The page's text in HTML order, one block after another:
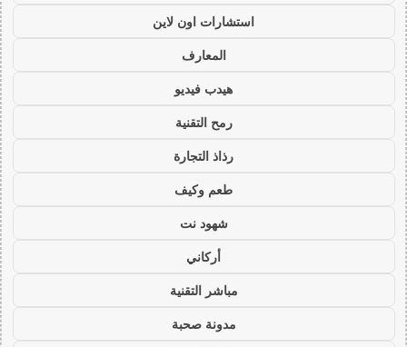
استشارات اون لاين
المعارف
هيدب فيديو
رمح التقنية
رذاذ التجارة
طعم وكيف
شهود نت
أركاني
مباشر التقنية
مدونة صحبة